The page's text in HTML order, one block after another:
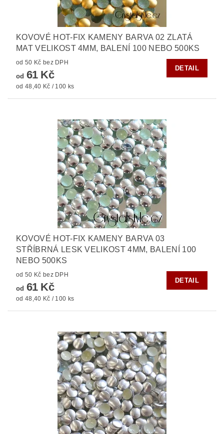
KOVOVÉ HOT-FIX KAMENY BARVA 02 ZLATÁ
MAT VELIKOST 4MM, BALENÍ 100 NEBO 500KS
od 50 Kč bez DPH
od 61 Kč
od 48,40 Kč / 100 ks
DETAIL
KOVOVÉ HOT-FIX KAMENY BARVA 03
STŘÍBRNÁ LESK VELIKOST 4MM, BALENÍ 100
NEBO 500KS
od 50 Kč bez DPH
od 61 Kč
od 48,40 Kč / 100 ks
DETAIL